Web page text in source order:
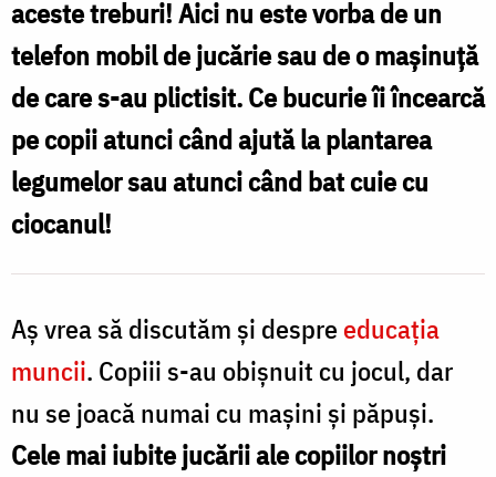
cu
părinții
/
Foto:
Alena
Ozerova
aceste treburi! Aici nu este vorba de un
telefon mobil de jucărie sau de o maşinuţă
de care s-au plictisit. Ce bucurie îi încearcă
pe copii atunci când ajută la plantarea
legumelor sau atunci când bat cuie cu
ciocanul!
Aş vrea să discutăm şi despreeducaţia
muncii. Copiii s-au obişnuit cu jocul, dar
nu se joacă numai cu maşini şi păpuşi.
Cele mai iubite jucării ale copiilor noştri